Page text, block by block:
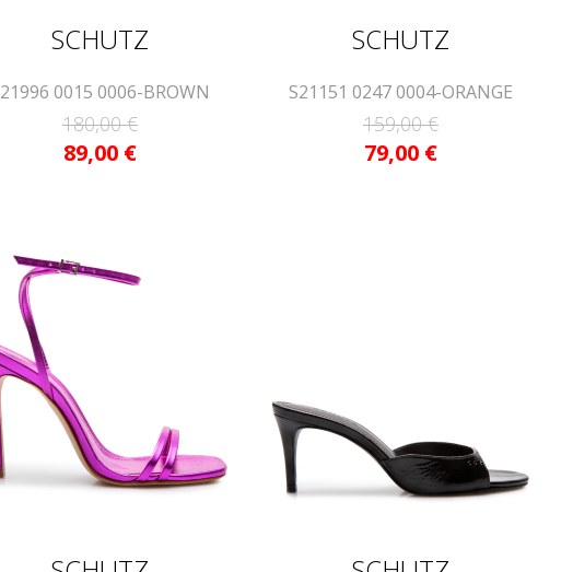
SCHUTZ
0015 0006-BROWN
180,00 €
89,00 €
SCHUTZ
S21151 0247 0004-ORANGE
159,00 €
79,00 €